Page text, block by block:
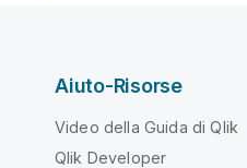
Aiuto-Risorse
Video della Guida di Qlik
Qlik Developer